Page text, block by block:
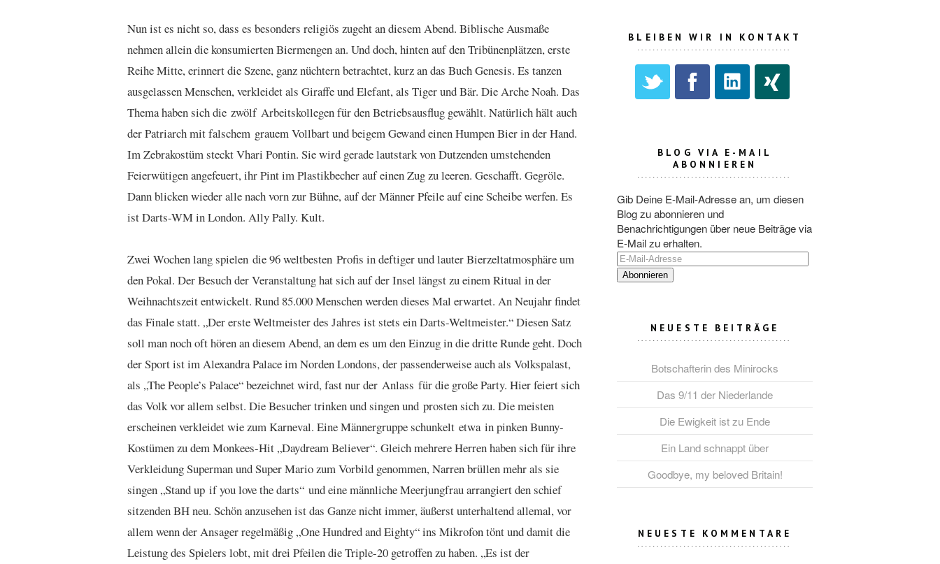
Nun ist es nicht so, dass es besonders religiös zugeht an diesem Abend. Biblische Ausmaße
nehmen allein die konsumierten Biermengen an. Und doch, hinten auf den Tribünenplätzen, erste
Reihe Mitte, erinnert die Szene, ganz nüchtern betrachtet, kurz an das Buch Genesis. Es tanzen
ausgelassen Menschen, verkleidet als Giraffe und Elefant, als Tiger und Bär. Die Arche Noah. Das
Thema haben sich die zwölf Arbeitskollegen für den Betriebsausflug gewählt. Natürlich hält auch
der Patriarch mit falschem grauem Vollbart und beigem Gewand einen Humpen Bier in der Hand.
Im Zebrakostüm steckt Vhari Pontin. Sie wird gerade lautstark von Dutzenden umstehenden
Feierwütigen angefeuert, ihr Pint im Plastikbecher auf einen Zug zu leeren. Geschafft. Gegröle.
Dann blicken wieder alle nach vorn zur Bühne, auf der Männer Pfeile auf eine Scheibe werfen. Es
ist Darts-WM in London. Ally Pally. Kult.
Zwei Wochen lang spielen die 96 weltbesten Profis in deftiger und lauter Bierzeltatmosphäre um
den Pokal. Der Besuch der Veranstaltung hat sich auf der Insel längst zu einem Ritual in der
Weihnachtszeit entwickelt. Rund 85.000 Menschen werden dieses Mal erwartet. An Neujahr findet
das Finale statt. „Der erste Weltmeister des Jahres ist stets ein Darts-Weltmeister.“ Diesen Satz
soll man noch oft hören an diesem Abend, an dem es um den Einzug in die dritte Runde geht. Doch
der Sport ist im Alexandra Palace im Norden Londons, der passenderweise auch als Volkspalast,
als „The People’s Palace“ bezeichnet wird, fast nur der Anlass für die große Party. Hier feiert sich
das Volk vor allem selbst. Die Besucher trinken und singen und prosten sich zu. Die meisten
erscheinen verkleidet wie zum Karneval. Eine Männergruppe schunkelt etwa in pinken Bunny-
Kostümen zu dem Monkees-Hit „Daydream Believer“. Gleich mehrere Herren haben sich für ihre
Verkleidung Superman und Super Mario zum Vorbild genommen, Narren brüllen mehr als sie
singen „Stand up if you love the darts“ und eine männliche Meerjungfrau arrangiert den schief
sitzenden BH neu. Schön anzusehen ist das Ganze nicht immer, äußerst unterhaltend allemal, vor
allem wenn der Ansager regelmäßig „One Hundred and Eighty“ ins Mikrofon tönt und damit die
Leistung des Spielers lobt, mit drei Pfeilen die Triple-20 getroffen zu haben. „Es ist der
BLEIBEN WIR IN KONTAKT
BLOG VIA E-MAIL
ABONNIEREN
Gib Deine E-Mail-Adresse an, um diesen
Blog zu abonnieren und
Benachrichtigungen über neue Beiträge via
E-Mail zu erhalten.
E-
Mail-
Adresse
NEUESTE BEITRÄGE
Botschafterin des Minirocks
Das 9/11 der Niederlande
Die Ewigkeit ist zu Ende
Ein Land schnappt über
Goodbye, my beloved Britain!
NEUESTE KOMMENTARE